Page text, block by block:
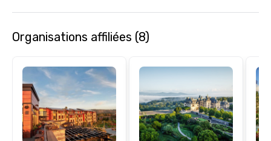
Organisations affiliées (8)